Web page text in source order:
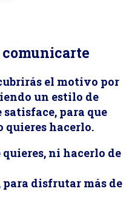
el motivo por
un estilo de
para que
quieres hacerlo.
ni hacerlo de
para disfrutar más de